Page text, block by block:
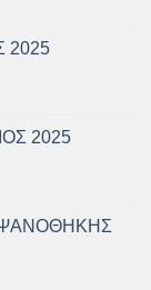
2025
2025